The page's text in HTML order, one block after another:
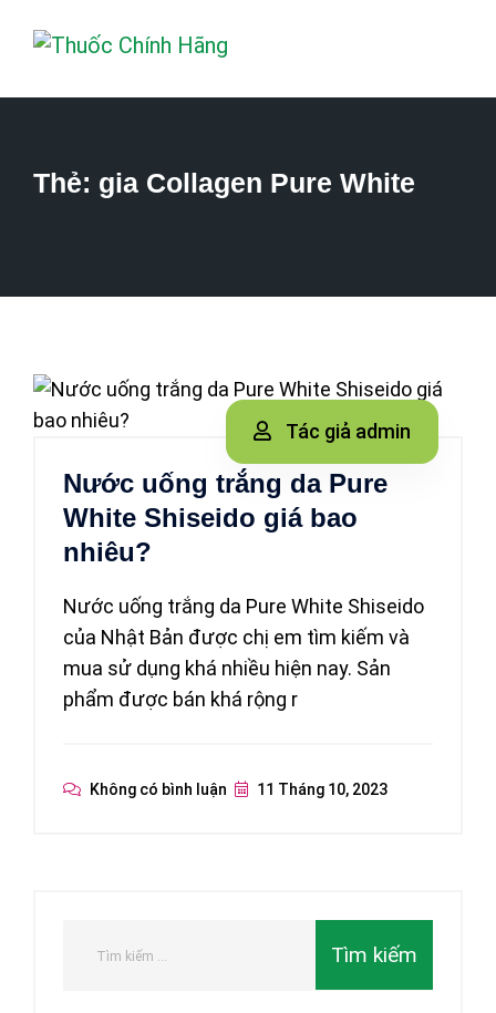
Thẻ: gia Collagen Pure White
Tác giả admin
Nước uống trắng da Pure
White Shiseido giá bao
nhiêu?
Nước uống trắng da Pure White Shiseido
của Nhật Bản được chị em tìm kiếm và
mua sử dụng khá nhiều hiện nay. Sản
phẩm được bán khá rộng r
Không có bình luận 11 Tháng 10, 2023